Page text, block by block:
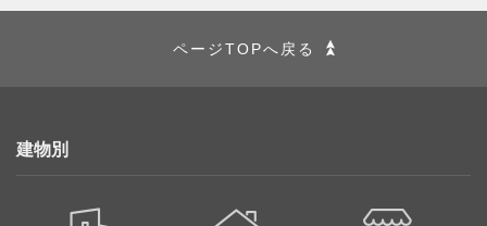
ページTOPへ戻る
建物別